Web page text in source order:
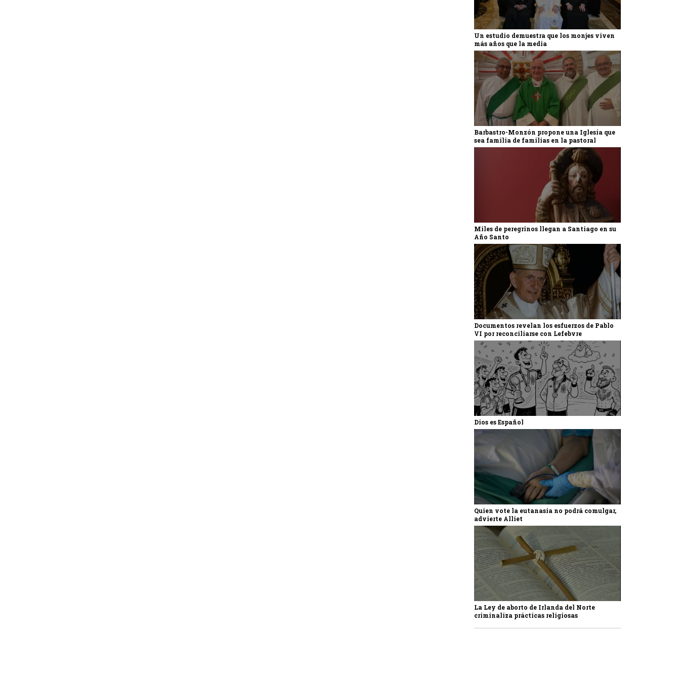
Un estudio demuestra que los monjes viven
más años que la media
Barbastro-Monzón propone una Iglesia que
sea familia de familias en la pastoral
Miles de peregrinos llegan a Santiago en su
Año Santo
Documentos revelan los esfuerzos de Pablo
VI por reconciliarse con Lefebvre
Dios es Español
Quien vote la eutanasia no podrá comulgar,
advierte Alliet
La Ley de aborto de Irlanda del Norte
criminaliza prácticas religiosas